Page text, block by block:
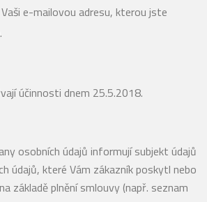
e-mailovou adresu, kterou jste
účinnosti dnem 25.5.2018.
osobních údajů informují subjekt údajů
údajů, které Vám zákazník poskytl nebo
základě plnění smlouvy (např. seznam